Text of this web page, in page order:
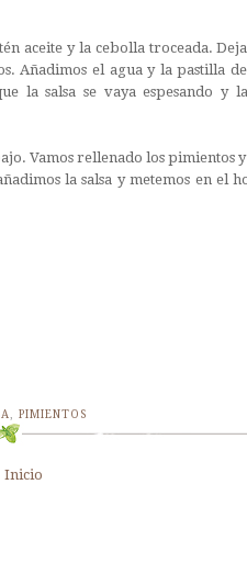
aceite y la cebolla troceada.
Añadimos el agua y la pastilla
la salsa se vaya espesando y
Vamos rellenado los pimientos
la salsa y metemos en el
, PIMIENTOS
Inicio